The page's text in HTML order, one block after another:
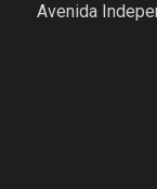
Avenida